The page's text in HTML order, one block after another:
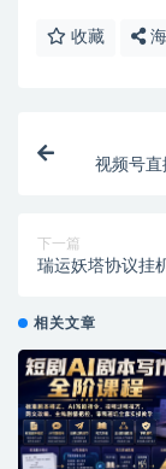
收藏
视频号直
下一篇
瑞运妖塔协议挂
相关文章